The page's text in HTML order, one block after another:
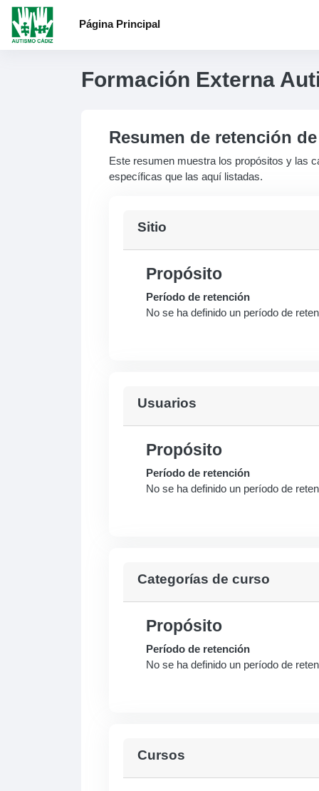
Salta al contenido principal
Página Principal
Formación Externa
Resumen de retención
Este resumen muestra los propósitos y las
específicas que las aquí listadas.
Sitio
Propósito
Período de retención
No se ha definido un período de
Usuarios
Propósito
Período de retención
No se ha definido un período de
Categorías de curso
Propósito
Período de retención
No se ha definido un período de
Cursos